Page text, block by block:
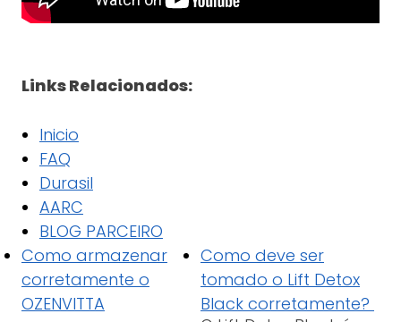
Links Relacionados:
Inicio
FAQ
Durasil
AARC
BLOG PARCEIRO
Como armazenar
corretamente o
OZENVITTA
Como deve ser
tomado o Lift Detox
Black corretamente?